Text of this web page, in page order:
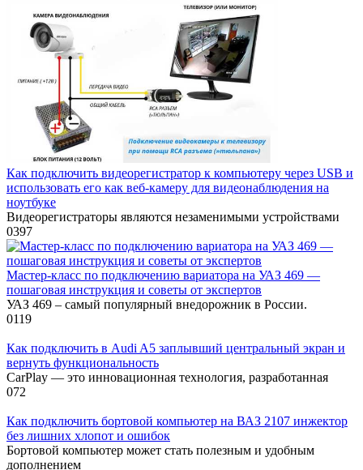
Как подключить видеорегистратор к компьютеру через USB и
использовать его как веб-камеру для видеонаблюдения на
ноутбуке
Видеорегистраторы являются незаменимыми устройствами
0397
Мастер-класс по подключению вариатора на УАЗ 469 —
пошаговая инструкция и советы от экспертов
УАЗ 469 – самый популярный внедорожник в России.
0119
Как подключить в Audi A5 заплывший центральный экран и
вернуть функциональность
CarPlay — это инновационная технология, разработанная
072
Как подключить бортовой компьютер на ВАЗ 2107 инжектор
без лишних хлопот и ошибок
Бортовой компьютер может стать полезным и удобным
дополнением